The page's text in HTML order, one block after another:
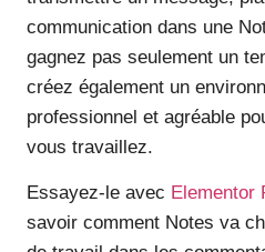
communication dans une
gagnez pas seulement un
créez également un
professionnel et agréable
vous travaillez.
Essayez-le avec Elementor
savoir comment Notes va